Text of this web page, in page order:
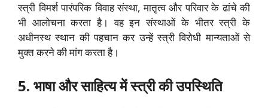
स्त्री विमर्श पारंपरिक विवाह संस्था, मातृत्व और परिवार के ढांचे की
भी आलोचना करता है। वह इन संस्थाओं के भीतर स्त्री के
अधीनस्थ स्थान की पहचान कर उन्हें स्त्री विरोधी मान्यताओं से
मुक्त करने की मांग करता है।
5. भाषा और साहित्य में स्त्री की उपस्थिति